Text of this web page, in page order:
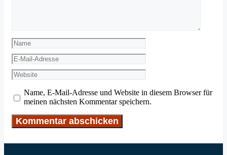
Name
E-
Mail-
Adresse
Website
Name, E-Mail-Adresse und Website in diesem Browser für
meinen nächsten Kommentar speichern.